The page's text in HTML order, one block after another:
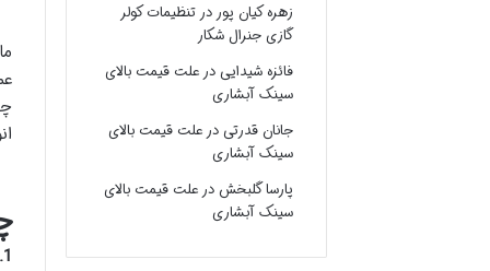
1. محافظت چندگانه در محیط‌های متنوع
زهره کیان پور درتنظیمات کولر
گازی جنرال شکار
فائزه شیداییدرعلت قیمت بالای
سینک آبشاری
جانان قدرتیدرعلت قیمت بالای
سینک آبشاری
پارسا گلبخش درعلت قیمت بالای
سینک آبشاری